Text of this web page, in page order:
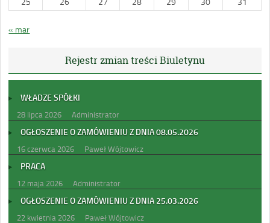
« mar
Rejestr zmian treści Biuletynu
WŁADZE SPÓŁKI
28 lipca 2026 Administrator
OGŁOSZENIE O ZAMÓWIENIU Z DNIA 08.05.2026
16 czerwca 2026 Paweł Wójtowicz
PRACA
12 maja 2026 Administrator
OGŁOSZENIE O ZAMÓWIENIU Z DNIA 25.03.2026
22 kwietnia 2026 Paweł Wójtowicz